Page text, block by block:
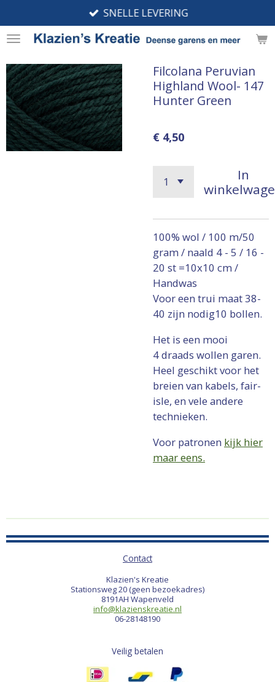
direct
naar
hoofdinhoud
SNELLE LEVERING
Filcolana Peruvian
Highland Wool- 147
Hunter Green
€ 4,50
In
100% wol / 100 m/50
gram / naald 4 - 5 / 16 -
20 st =10x10 cm /
Handwas
Voor een trui maat 38-
40 zijn nodig10 bollen.
Het is een mooi
4 draads wollen garen.
Heel geschikt voor het
breien van kabels, fair-
isle, en vele andere
technieken.
Voor patronen kijk hier
maar eens.
Contact
Klazien's Kreatie
Stationsweg 20 (geen bezoekadres)
8191AH Wapenveld
info@klazienskreatie.nl
06-28148190
Veilig betalen